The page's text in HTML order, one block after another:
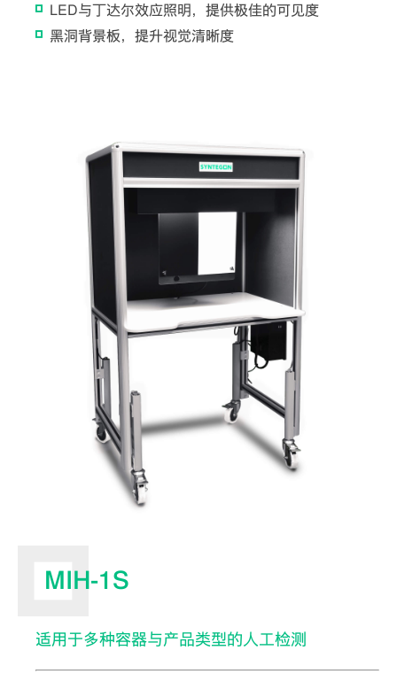
LED与丁达尔效应照明，提供极佳的可见度
黑洞背景板，提升视觉清晰度
MIH-1S
适用于多种容器与产品类型的人工检测